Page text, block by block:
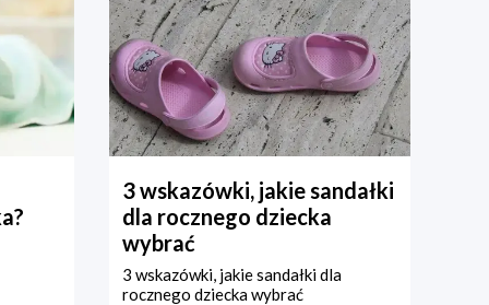
3 wskazówki, jakie sandałki
dla rocznego dziecka
wybrać
3 wskazówki, jakie sandałki dla
rocznego dziecka wybrać